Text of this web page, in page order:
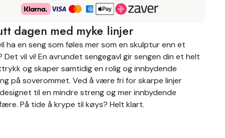
dagen med myke linjer
ha en seng som føles mer som en skulptur enn et
Det vil vi! En avrundet sengegavl gir sengen din et helt
og skaper samtidig en rolig og innbydende
på soverommet. Ved å være fri for skarpe linjer
til en mindre streng og mer innbydende
På tide å krype til køys? Helt klart.